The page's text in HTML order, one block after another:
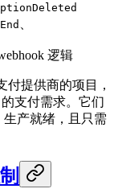
逻辑
付提供商的项目，
支付需求。它们
生产就绪，且只需